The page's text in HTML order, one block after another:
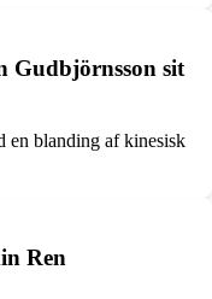
Gudbjörnsson sit
en blanding af kinesisk
Ren